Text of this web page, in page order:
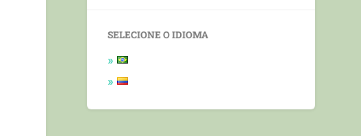
SELECIONE O IDIOMA